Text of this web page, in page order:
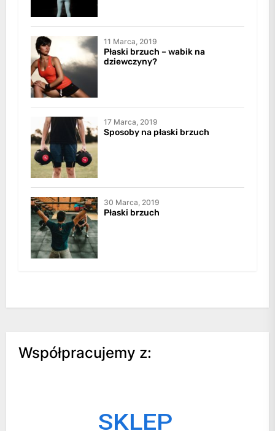
11 Marca, 2019
Płaski brzuch – wabik na
dziewczyny?
17 Marca, 2019
Sposoby na płaski brzuch
30 Marca, 2019
Płaski brzuch
Współpracujemy z: